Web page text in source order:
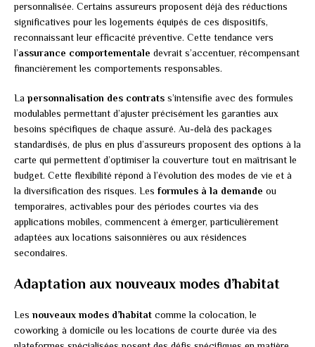
personnalisée. Certains assureurs proposent déjà des réductions
significatives pour les logements équipés de ces dispositifs,
reconnaissant leur efficacité préventive. Cette tendance vers
l’assurance comportementale devrait s’accentuer, récompensant
financièrement les comportements responsables.
La personnalisation des contrats s’intensifie avec des formules
modulables permettant d’ajuster précisément les garanties aux
besoins spécifiques de chaque assuré. Au-delà des packages
standardisés, de plus en plus d’assureurs proposent des options à la
carte qui permettent d’optimiser la couverture tout en maîtrisant le
budget. Cette flexibilité répond à l’évolution des modes de vie et à
la diversification des risques. Les formules à la demande ou
temporaires, activables pour des périodes courtes via des
applications mobiles, commencent à émerger, particulièrement
adaptées aux locations saisonnières ou aux résidences
secondaires.
Adaptation aux nouveaux modes d’habitat
Les nouveaux modes d’habitat comme la colocation, le
coworking à domicile ou les locations de courte durée via des